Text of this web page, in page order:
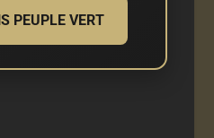
PEUPLE VERT